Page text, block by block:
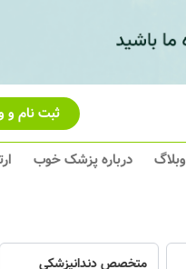
ثبت نام و
وبلاگ درباره پزشک خوب
متخصص دندانپزشکی